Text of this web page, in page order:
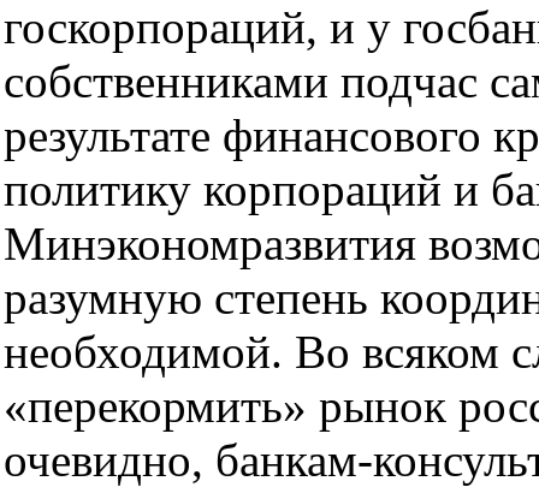
госкорпораций, и у
собственниками подчас
результате финансового
политику корпораций и
Минэкономразвития
разумную степень
необходимой. Во всяком
«перекормить» рынок
очевидно, банкам-